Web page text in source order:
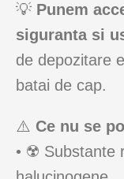
💡 Punem
siguranta si
de depozitare
batai de cap.
⚠️ Ce nu se
• ☢️ Substante